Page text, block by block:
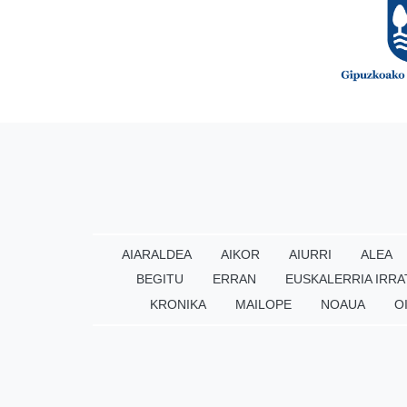
AIARALDEA AIKOR AIURRI ALEA
BEGITU
ERRAN EUSKALERRIA
KRONIKA
MAILOPE NOAUA